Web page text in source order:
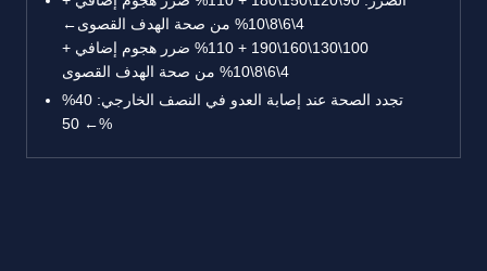
4\6\8\10% من صحة الهدف القصوى←
100\130\160\190 + 110% ضرر هجوم إضافي +
4\6\8\10% من صحة الهدف القصوى
تجدد الصحة عند إصابة العدو في النصف الخارجي: 40%
← 50%